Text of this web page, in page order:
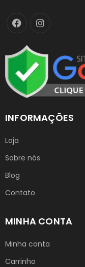
INFORMAÇÕES
Loja
Sobre nós
Blog
Contato
MINHA CONTA
Minha conta
Carrinho